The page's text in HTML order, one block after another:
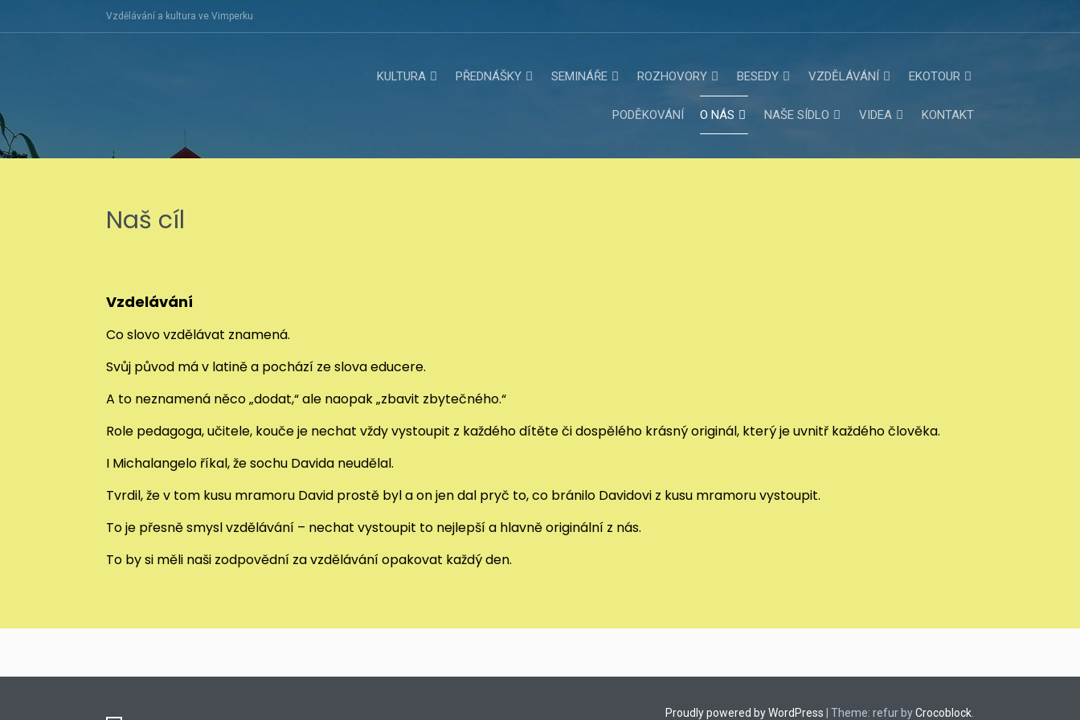
Vzdělávání a kultura ve Vimperku
KULTURA PŘEDNÁŠKY SEMINÁŘE ROZHOVORY BESEDY VZDĚLÁVÁNÍ EKOTOUR
PODĚKOVÁNÍ O NÁS NAŠE SÍDLO VIDEA KONTAKT
Naš cíl
Vzdelávání
Co slovo vzdělávat znamená.
Svůj původ má v latině a pochází ze slova educere.
A to neznamená něco „dodat,“ ale naopak „zbavit zbytečného.“
Role pedagoga, učitele, kouče je nechat vždy vystoupit z každého dítěte či dospělého krásný originál, který je uvnitř každého člověka.
I Michalangelo říkal, že sochu Davida neudělal.
Tvrdil, že v tom kusu mramoru David prostě byl a on jen dal pryč to, co bránilo Davidovi z kusu mramoru vystoupit.
To je přesně smysl vzdělávání – nechat vystoupit to nejlepší a hlavně originální z nás.
To by si měli naši zodpovědní za vzdělávání opakovat každý den.
Proudly powered by WordPress Theme: refur byCrocoblock